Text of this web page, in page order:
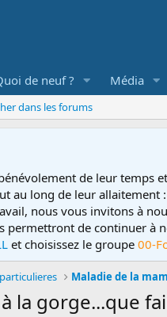
de neuf ? Média
dans les forums
de leur temps
au long de leur allaitement
nous vous invitons à
permettront de continuer à
et choisissez le groupe 00-
Maladie de la
la gorge...que